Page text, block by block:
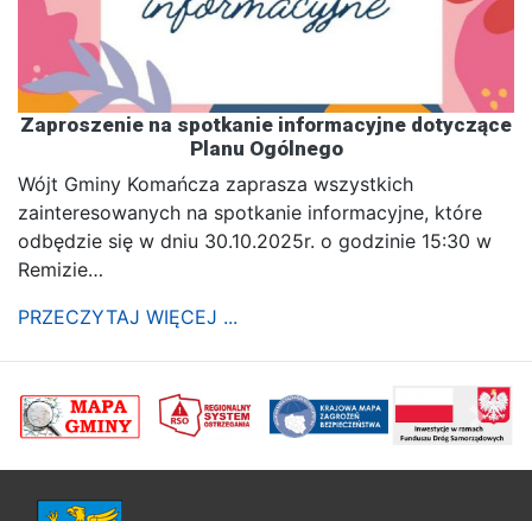
Zaproszenie na spotkanie informacyjne dotyczące
Planu Ogólnego
Wójt Gminy Komańcza zaprasza wszystkich
zainteresowanych na spotkanie informacyjne, które
odbędzie się w dniu 30.10.2025r. o godzinie 15:30 w
Remizie…
PRZECZYTAJ WIĘCEJ ...
poprzednii